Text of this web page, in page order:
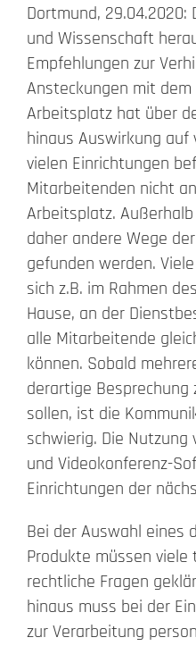
Meldungen
Beschwerde
Kontakt
Search
for:
Dortmund, 29.04.2020:
und Wissenschaft
Empfehlungen zur
Ansteckungen mit
Arbeitsplatz hat über
hinaus Auswirkung
vielen Einrichtungen
Mitarbeitenden nicht
Arbeitsplatz.
daher andere Wege
gefunden werden.
sich z.B. im Rahmen
Hause, an der
alle Mitarbeitende
können. Sobald
derartige Besprechung
sollen, ist die
schwierig. Die
und Videokonferenz-
Einrichtungen der
Bei der Auswahl eines
Produkte müssen viele
rechtliche Fragen
hinaus muss bei der
zur Verarbeitung